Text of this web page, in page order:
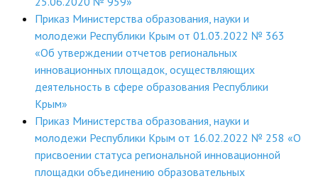
Приказ Министерства образования, науки и
молодежи Республики Крым от 01.03.2022 № 363
«Об утверждении отчетов региональных
инновационных площадок, осуществляющих
деятельность в сфере образования Республики
Крым»
Приказ Министерства образования, науки и
молодежи Республики Крым от 16.02.2022 № 258 «О
присвоении статуса региональной инновационной
площадки объединению образовательных